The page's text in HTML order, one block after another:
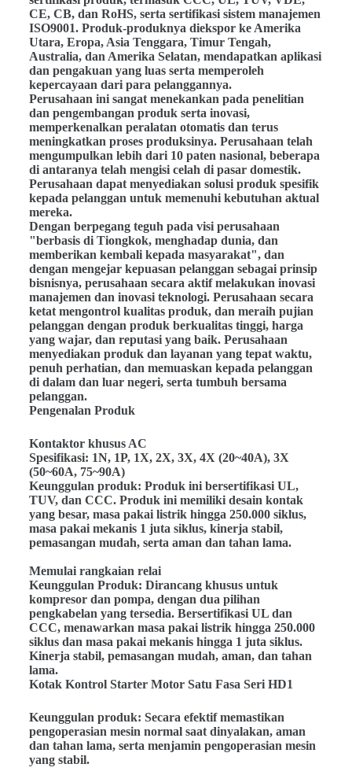
CE, CB, dan RoHS, serta sertifikasi sistem manajemen
ISO9001. Produk-produknya diekspor ke Amerika
Utara, Eropa, Asia Tenggara, Timur Tengah,
Australia, dan Amerika Selatan, mendapatkan aplikasi
dan pengakuan yang luas serta memperoleh
kepercayaan dari para pelanggannya.
Perusahaan ini sangat menekankan pada penelitian
dan pengembangan produk serta inovasi,
memperkenalkan peralatan otomatis dan terus
meningkatkan proses produksinya. Perusahaan telah
mengumpulkan lebih dari 10 paten nasional, beberapa
di antaranya telah mengisi celah di pasar domestik.
Perusahaan dapat menyediakan solusi produk spesifik
kepada pelanggan untuk memenuhi kebutuhan aktual
mereka.
Dengan berpegang teguh pada visi perusahaan
"berbasis di Tiongkok, menghadap dunia, dan
memberikan kembali kepada masyarakat", dan
dengan mengejar kepuasan pelanggan sebagai prinsip
bisnisnya, perusahaan secara aktif melakukan inovasi
manajemen dan inovasi teknologi. Perusahaan secara
ketat mengontrol kualitas produk, dan meraih pujian
pelanggan dengan produk berkualitas tinggi, harga
yang wajar, dan reputasi yang baik. Perusahaan
menyediakan produk dan layanan yang tepat waktu,
penuh perhatian, dan memuaskan kepada pelanggan
di dalam dan luar negeri, serta tumbuh bersama
pelanggan.
Pengenalan Produk
Kontaktor khusus AC
Spesifikasi: 1N, 1P, 1X, 2X, 3X, 4X (20~40A), 3X
(50~60A, 75~90A)
Keunggulan produk: Produk ini bersertifikasi UL,
TUV, dan CCC. Produk ini memiliki desain kontak
yang besar, masa pakai listrik hingga 250.000 siklus,
masa pakai mekanis 1 juta siklus, kinerja stabil,
pemasangan mudah, serta aman dan tahan lama.
Memulai rangkaian relai
Keunggulan Produk: Dirancang khusus untuk
kompresor dan pompa, dengan dua pilihan
pengkabelan yang tersedia. Bersertifikasi UL dan
CCC, menawarkan masa pakai listrik hingga 250.000
siklus dan masa pakai mekanis hingga 1 juta siklus.
Kinerja stabil, pemasangan mudah, aman, dan tahan
lama.
Kotak Kontrol Starter Motor Satu Fasa Seri HD1
Keunggulan produk: Secara efektif memastikan
pengoperasian mesin normal saat dinyalakan, aman
dan tahan lama, serta menjamin pengoperasian mesin
yang stabil.